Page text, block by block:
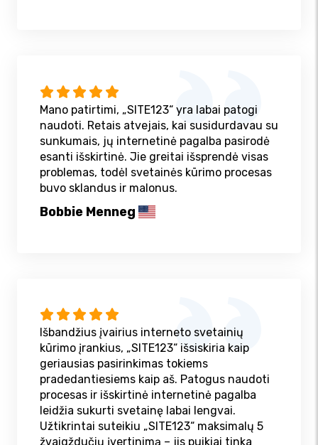
Mano patirtimi, „SITE123“ yra labai patogi
naudoti. Retais atvejais, kai susidurdavau su
sunkumais, jų internetinė pagalba pasirodė
esanti išskirtinė. Jie greitai išsprendė visas
problemas, todėl svetainės kūrimo procesas
buvo sklandus ir malonus.
Bobbie Menneg
Išbandžius įvairius interneto svetainių
kūrimo įrankius, „SITE123“ išsiskiria kaip
geriausias pasirinkimas tokiems
pradedantiesiems kaip aš. Patogus naudoti
procesas ir išskirtinė internetinė pagalba
leidžia sukurti svetainę labai lengvai.
Užtikrintai suteikiu „SITE123“ maksimalų 5
žvaigždučių įvertinimą – jis puikiai tinka